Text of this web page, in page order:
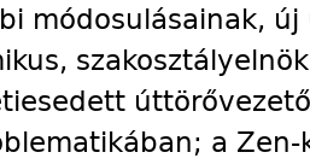
módosulásainak,
a